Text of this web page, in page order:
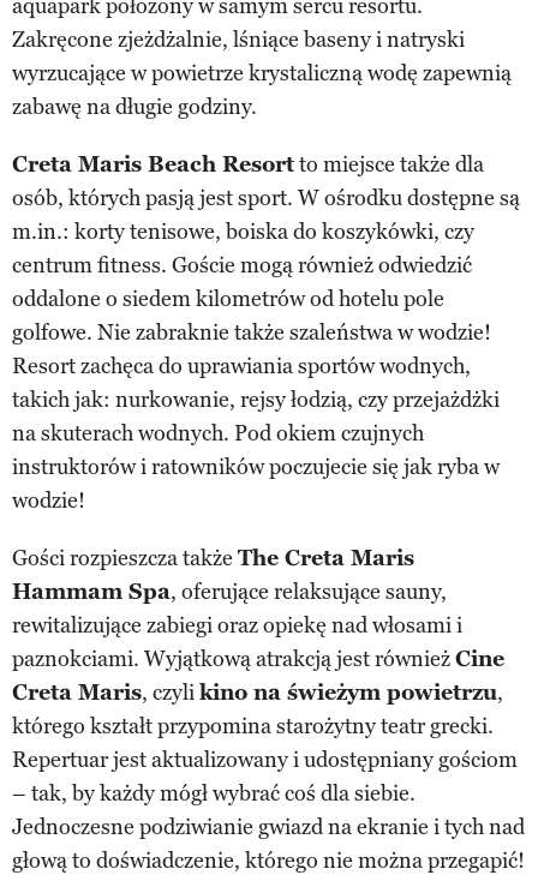
aquapark położony w samym sercu resortu.
Zakręcone zjeżdżalnie, lśniące baseny i natryski
wyrzucające w powietrze krystaliczną wodę zapewnią
zabawę na długie godziny.
Creta Maris Beach Resortto miejsce także dla
osób, których pasją jest sport. W ośrodku dostępne są
m.in.: korty tenisowe, boiska do koszykówki, czy
centrum fitness. Goście mogą również odwiedzić
oddalone o siedem kilometrów od hotelu pole
golfowe. Nie zabraknie także szaleństwa w wodzie!
Resort zachęca do uprawiania sportów wodnych,
takich jak: nurkowanie, rejsy łodzią, czy przejażdżki
na skuterach wodnych. Pod okiem czujnych
instruktorów i ratowników poczujecie się jak ryba w
wodzie!
Gości rozpieszcza także The Creta Maris
Hammam Spa, oferujące relaksujące sauny,
rewitalizujące zabiegi oraz opiekę nad włosami i
paznokciami. Wyjątkową atrakcją jest równieżCine
Creta Maris, czylikino na świeżym powietrzu,
którego kształt przypomina starożytny teatr grecki.
Repertuar jest aktualizowany i udostępniany gościom
– tak, by każdy mógł wybrać coś dla siebie.
Jednoczesne podziwianie gwiazd na ekranie i tych nad
głową to doświadczenie, którego nie można przegapić!